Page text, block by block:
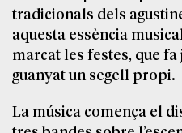
tradicionals dels
aquesta essència
marcat les festes, que fa
guanyat un segell propi.
La música comença el